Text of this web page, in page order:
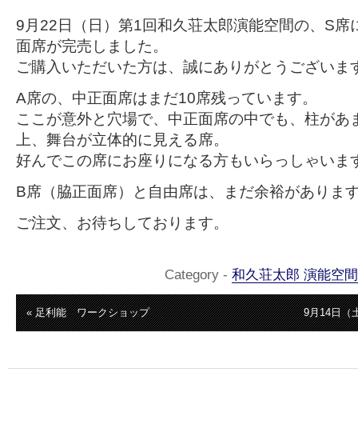
9月22日（日）第1回和久荘太郎演能空間の、S席
面席が完売しました。
ご購入いただいた方は、誠にありがとうございま
A席の、中正面席はまだ10席残っています。
ここが意外と穴場で、中正面席の中でも、柱があ
上、舞台が立体的に見える席。
好んでこの席にお座りになる方もいらっしゃいま
B席（脇正面席）と自由席は、まだ余裕がありま
ご注文、お待ちしております。
Category - 和久荘太郎 演能空間
« 足利能 ワークショップ 9月14日（